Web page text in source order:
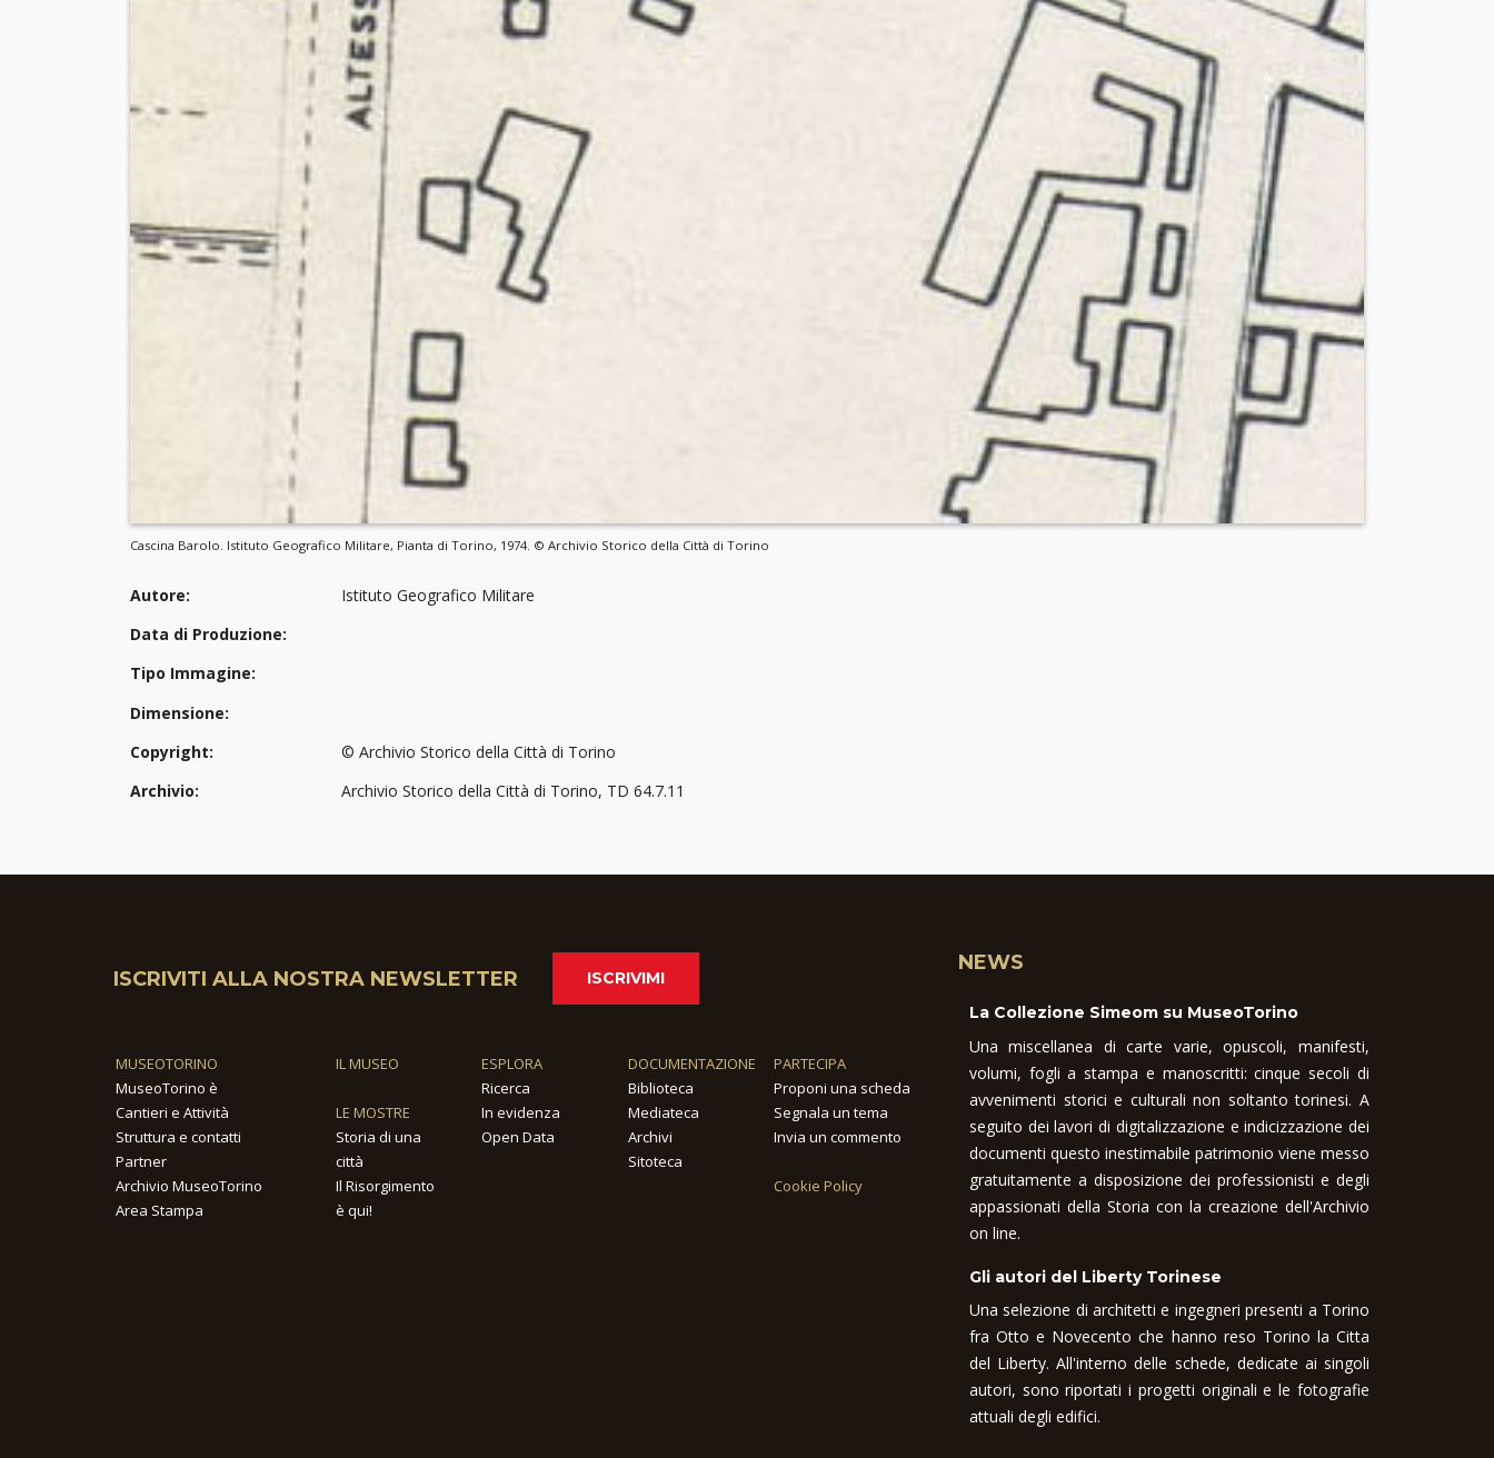
Cascina Barolo. Istituto Geografico Militare, Pianta di Torino, 1974. © Archivio Storico della Città di Torino
Autore:
Istituto Geografico Militare
Data di Produzione:
Tipo Immagine:
Dimensione:
Copyright:
© Archivio Storico della Città di Torino
Archivio:
Archivio Storico della Città di Torino, TD 64.7.11
ISCRIVITI ALLA NOSTRA NEWSLETTER ISCRIVIMI
MUSEOTORINO
MuseoTorino è
Cantieri e Attività
Struttura e contatti
Partner
Archivio MuseoTorino
Area Stampa
IL MUSEO
LE MOSTRE
Storia di una
città
Il Risorgimento
è qui!
ESPLORA
Ricerca
In evidenza
Open Data
DOCUMENTAZIONE
Biblioteca
Mediateca
Archivi
Sitoteca
PARTECIPA
Proponi una scheda
Segnala un tema
Invia un commento
Cookie Policy
NEWS
La Collezione Simeom su MuseoTorino
Una miscellanea di carte varie, opuscoli, manifesti,
volumi, fogli a stampa e manoscritti: cinque secoli di
avvenimenti storici e culturali non soltanto torinesi. A
seguito dei lavori di digitalizzazione e indicizzazione dei
documenti questo inestimabile patrimonio viene messo
gratuitamente a disposizione dei professionisti e degli
appassionati della Storia con la creazione dell'Archivio
on line.
Gli autori del Liberty Torinese
Una selezione di architetti e ingegneri presenti a Torino
fra Otto e Novecento che hanno reso Torino la Citta
del Liberty. All'interno delle schede, dedicate ai singoli
autori, sono riportati i progetti originali e le fotografie
attuali degli edifici.